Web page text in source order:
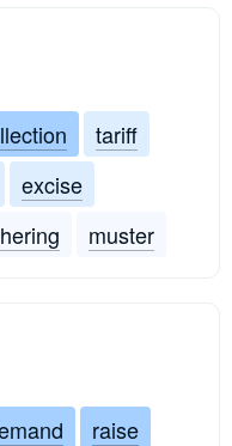
tariff
excise
muster
raise